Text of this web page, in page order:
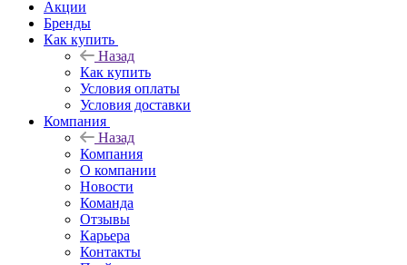
Акции
Бренды
Как купить
Назад
Как купить
Условия оплаты
Условия доставки
Компания
Назад
Компания
О компании
Новости
Команда
Отзывы
Карьера
Контакты